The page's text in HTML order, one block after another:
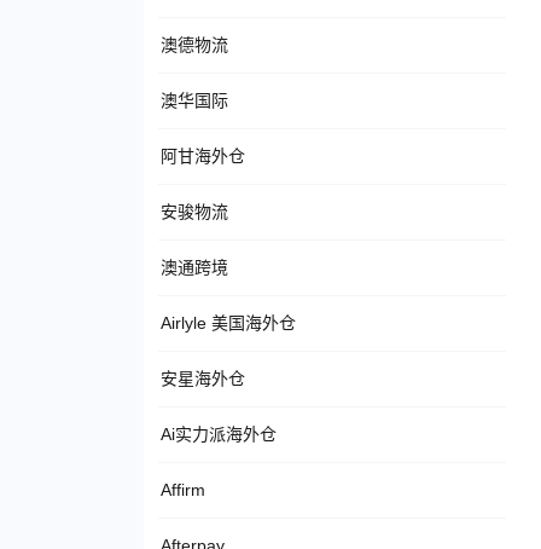
澳德物流
澳华国际
阿甘海外仓
安骏物流
澳通跨境
Airlyle 美国海外仓
安星海外仓
Ai实力派海外仓
Affirm